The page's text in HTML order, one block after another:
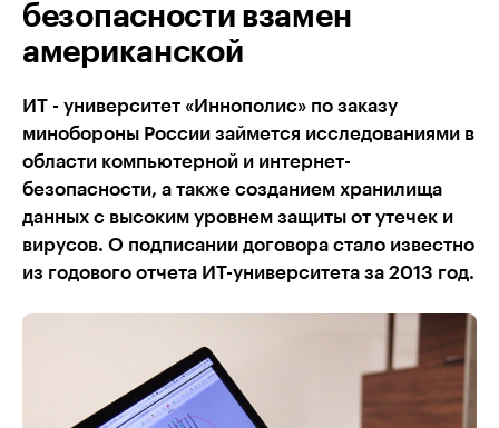
безопасности взамен
американской
ИТ - университет «Иннополис» по заказу
минобороны России займется исследованиями в
области компьютерной и интернет-
безопасности, а также созданием хранилища
данных с высоким уровнем защиты от утечек и
вирусов. О подписании договора стало известно
из годового отчета ИТ-университета за 2013 год.